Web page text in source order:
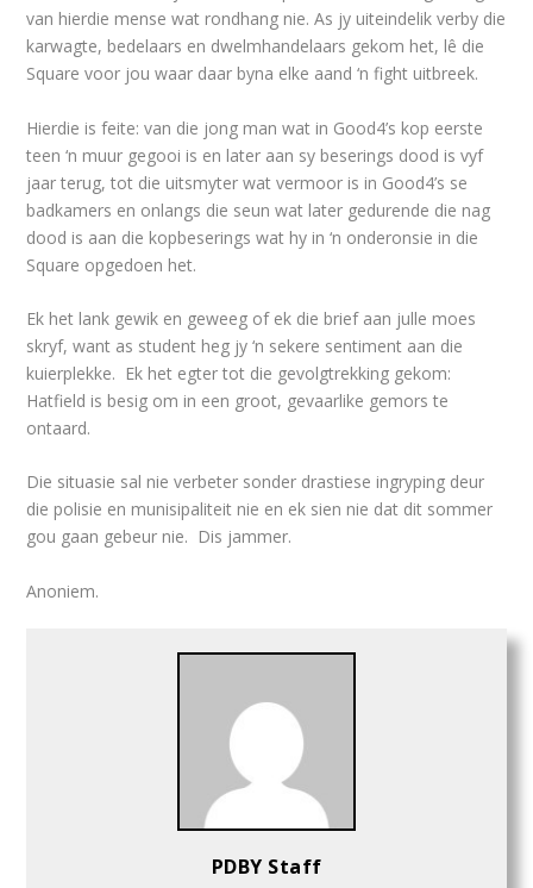
van hierdie mense wat rondhang nie. As jy uiteindelik verby die
karwagte, bedelaars en dwelmhandelaars gekom het, lê die
Square voor jou waar daar byna elke aand ‘n fight uitbreek.
Hierdie is feite: van die jong man wat in Good4’s kop eerste
teen ‘n muur gegooi is en later aan sy beserings dood is vyf
jaar terug, tot die uitsmyter wat vermoor is in Good4’s se
badkamers en onlangs die seun wat later gedurende die nag
dood is aan die kopbeserings wat hy in ‘n onderonsie in die
Square opgedoen het.
Ek het lank gewik en geweeg of ek die brief aan julle moes
skryf, want as student heg jy ‘n sekere sentiment aan die
kuierplekke. Ek het egter tot die gevolgtrekking gekom:
Hatfield is besig om in een groot, gevaarlike gemors te
ontaard.
Die situasie sal nie verbeter sonder drastiese ingryping deur
die polisie en munisipaliteit nie en ek sien nie dat dit sommer
gou gaan gebeur nie. Dis jammer.
Anoniem.
PDBY Staff